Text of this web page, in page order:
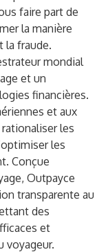
faire part de
la manière
la fraude.
mondial
et un
financières.
et aux
les
les
Conçue
Outpayce
transparente au
des
et
voyageur.